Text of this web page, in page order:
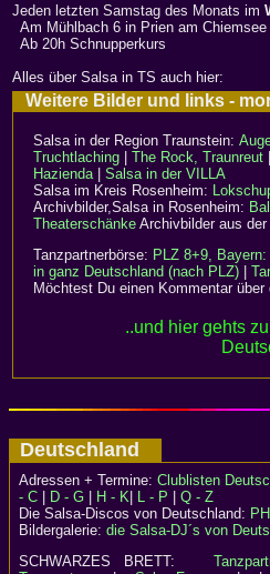
Jeden letzten Samstag des Monats im
Am Mühlbach 6 in Prien am Chiemsee
Ab 20h Schnupperkurs
Alles über Salsa in TS auch hier:
Weitere Bilder und links -
Salsa in der Region Traunstein:
Truchtlaching
The Rock, Traunreut
Hazienda| Salsa in der VILLA
Salsa im Kreis Rosenheim:
Archivbilder,Salsa in Rosenheim:
Theaterschänke Archivbilder aus der
Tanzpartnerbörse: PLZ 8+9,
in ganz Deutschland (nach PLZ)
Möchtest Du einen Kommentar
..und hier gehts
Deutschland
Adressen + Termine: Clublisten
- C
D - G H - K L - P
Q - Z
Die Salsa-Discos von Deutschland:
Bildergalerie: die Salsa-DJ´s von
SCHWARZES BRETT: